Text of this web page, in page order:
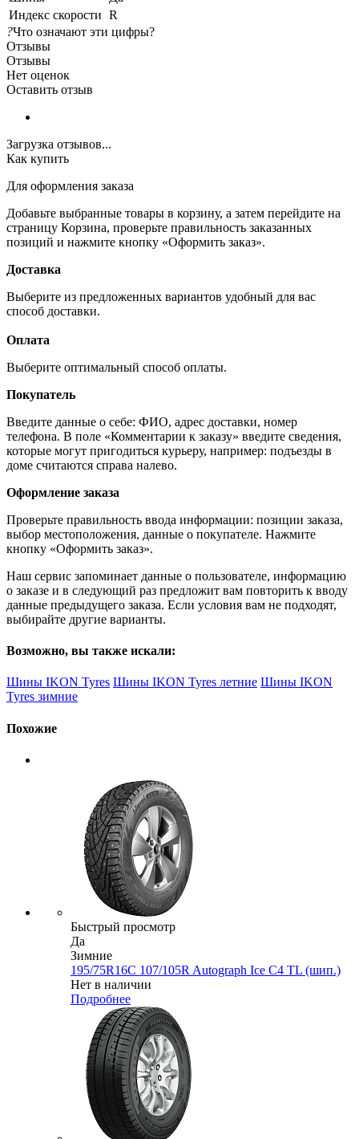
Индекс скорости R
?Что означают эти цифры?
Отзывы
Отзывы
Нет оценок
Оставить отзыв
Загрузка отзывов...
Как купить
Для оформления заказа
Добавьте выбранные товары в корзину, а затем перейдите на
страницу Корзина, проверьте правильность заказанных
позиций и нажмите кнопку «Оформить заказ».
Доставка
Выберите из предложенных вариантов удобный для вас
способ доставки.
Оплата
Выберите оптимальный способ оплаты.
Покупатель
Введите данные о себе: ФИО, адрес доставки, номер
телефона. В поле «Комментарии к заказу» введите сведения,
которые могут пригодиться курьеру, например: подъезды в
доме считаются справа налево.
Оформление заказа
Проверьте правильность ввода информации: позиции заказа,
выбор местоположения, данные о покупателе. Нажмите
кнопку «Оформить заказ».
Наш сервис запоминает данные о пользователе, информацию
о заказе и в следующий раз предложит вам повторить к вводу
данные предыдущего заказа. Если условия вам не подходят,
выбирайте другие варианты.
Возможно, вы также искали:
Шины IKON Tyres Шины IKON Tyres летние Шины IKON
Tyres зимние
Похожие
Быстрый просмотр
Да
Зимние
195/75R16C 107/105R Autograph Ice C4 TL (шип.)
Нет в наличии
Подробнее